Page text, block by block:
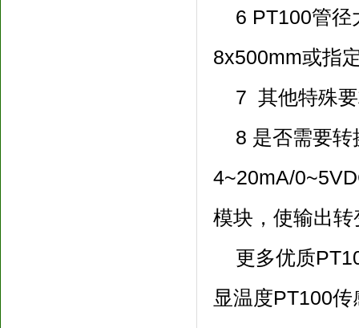
6 PT100管径
8x500mm或指
7 其他特殊要
8 是否需要转
4~20mA/
模块，使输出
更多优质
显温度PT100